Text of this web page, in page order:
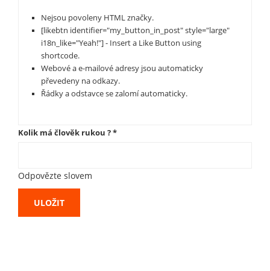
Nejsou povoleny HTML značky.
[likebtn identifier="my_button_in_post" style="large"
i18n_like="Yeah!"] - Insert a Like Button using
shortcode.
Webové a e-mailové adresy jsou automaticky
převedeny na odkazy.
Řádky a odstavce se zalomí automaticky.
Kolik má člověk rukou ?*
Odpovězte slovem